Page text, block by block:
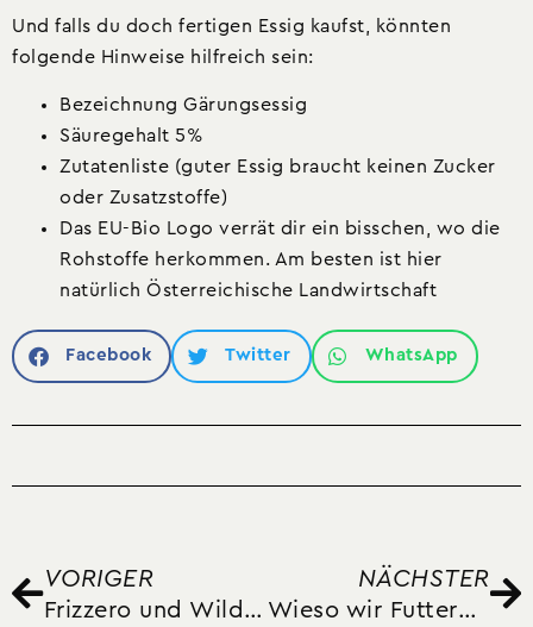
Und falls du doch fertigen Essig kaufst, könnten
folgende Hinweise hilfreich sein:
Bezeichnung Gärungsessig
Säuregehalt 5%
Zutatenliste (guter Essig braucht keinen Zucker
oder Zusatzstoffe)
Das EU-Bio Logo verrät dir ein bisschen, wo die
Rohstoffe herkommen. Am besten ist hier
natürlich Österreichische Landwirtschaft
Facebook Twitter WhatsApp
VORIGER
Frizzero und Wilde Perle
NÄCHSTER
Wieso wir Futtergetreide selbst anbauen